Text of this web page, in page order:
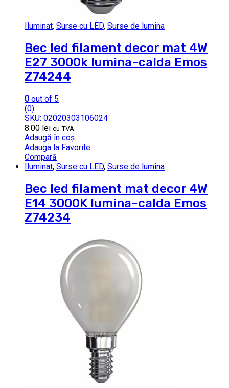
Iluminat, Surse cu LED, Surse de lumina
Bec led filament decor mat 4W
E27 3000k lumina-calda Emos
Z74244
0 out of 5
(0)
SKU: 02020303106024
8.00 lei cu TVA
Adaugă în coș
Adauga la Favorite
Compară
Iluminat, Surse cu LED, Surse de lumina
Bec led filament mat decor 4W
E14 3000K lumina-calda Emos
Z74234